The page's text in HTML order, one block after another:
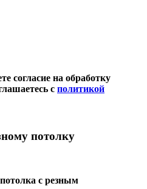
согласие на обработку
с политикой
потолку
с резным